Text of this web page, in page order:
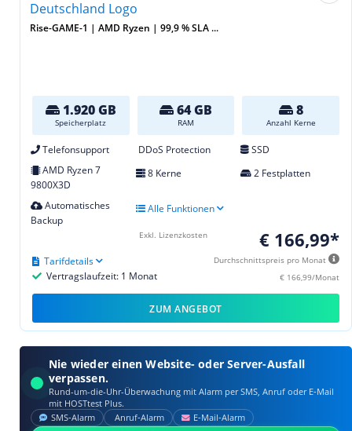
Rise-GAME-1 | AMD Ryzen | 99,9 % SLA ...
1.920 GB
Speicherplatz
64 GB
RAM
8
Anzahl Kerne
Telefonsupport DDoS Protection
SSD
AMD Ryzen 7
9800X3D
8 Kerne 2 Festplatten
Automatisches
Backup
Alle Funktionen
€ 166,99*
Durchschnittspreis pro Monat
€ 166,99/Monat
Vertragslaufzeit: 1 Monat
Tarifdetails
Exkl. Lizenzkosten
ZUM ANGEBOT
Nie wieder einen Website- oder Server-Ausfall
verpassen.
Rund-um-die-Uhr-Überwachung mit Alarm per SMS, Anruf oder E‑Mail
mit HOSTtest Plus.
SMS‑Alarm Anruf‑Alarm E‑Mail‑Alarm